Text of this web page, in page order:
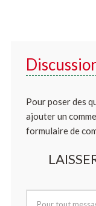
Pour poser des
ajouter un
formulaire de